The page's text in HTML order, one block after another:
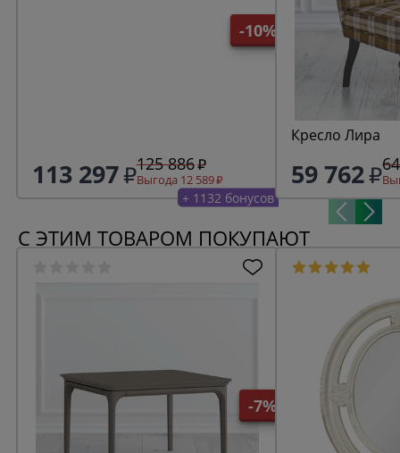
-10%
113 297 125 886
Выгода 12 589
+ 1132 бонусов
Кресло Лира
59 762
С ЭТИМ ТОВАРОМ ПОКУПАЮТ
-7%